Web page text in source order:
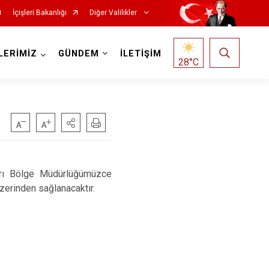
İçişleri Bakanlığı Diğer Valilikler
GÜNDEM İLETİŞİM
28°C
Bölge Müdürlüğümüzce
sağlanacaktır.